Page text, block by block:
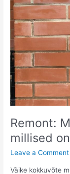
välja!
Remont:
millised
Leave a Comment
Väike kokkuvõte